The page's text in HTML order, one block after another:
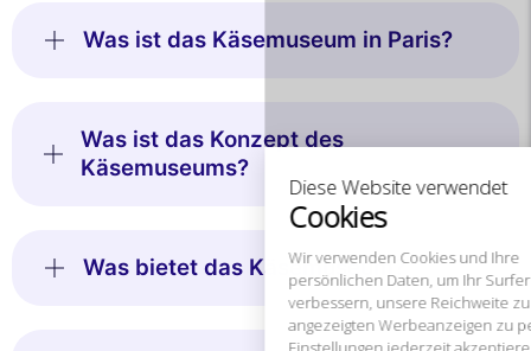
Diese Website verwendet
Cookies
persönlichen Daten, um Ihr Surferlebnis zu
verbessern, unsere Reichweite zu messen und die Ihnen
angezeigten Werbeanzeigen zu personalisieren. Sie können Ihre
Einstellungen jederzeit akzeptieren, ablehnen oder anpassen.
Genehmigungen zertifiziert von
Nei, danke Ich möchte wählen Ich stimme zu
Was ist das Käsemuseum in Paris?
Was ist das Konzept des
Käsemuseums?
Was bietet das Käsemuseum?